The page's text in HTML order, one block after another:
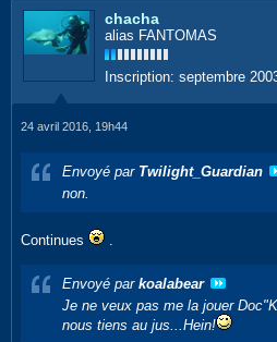
chacha
alias FANTOMAS
Inscription: septembre
24 avril 2016, 19h44
Envoyé par Twilight_Guardian
non.
Continues .
Envoyé par koalabear
Je ne veux pas me la jouer
nous tiens au jus...Hein!